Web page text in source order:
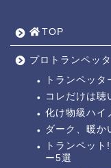
TOP
プロトランペッ
トランペッタ
コレだけは
化け物級ハイ
ダーク、暖か
トランペッ
ー5選